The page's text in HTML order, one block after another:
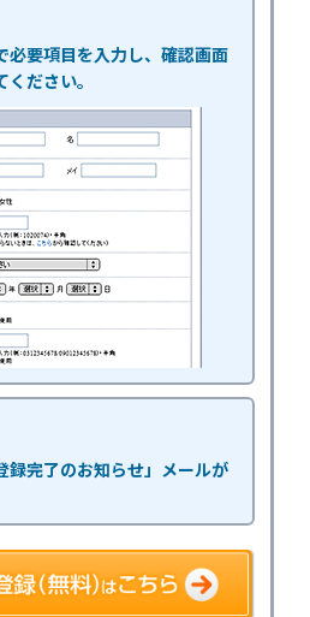
必要項目を入力し、確認画面
ださい。
録完了のお知らせ」メールが